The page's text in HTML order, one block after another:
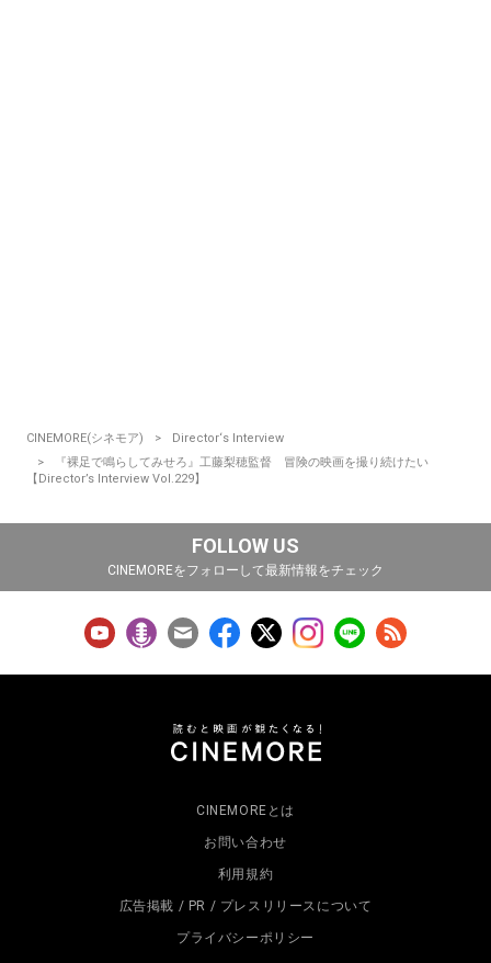
CINEMORE(シネモア)
Director‘s Interview
『裸足で鳴らしてみせろ』工藤梨穂監督 冒険の映画を撮り続けたい
【Director’s Interview Vol.229】
FOLLOW US
CINEMOREをフォローして最新情報をチェック
CINEMOREとは
お問い合わせ
利用規約
広告掲載 / PR / プレスリリースについて
プライバシーポリシー